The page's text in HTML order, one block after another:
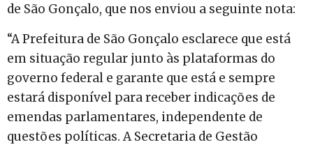
de São Gonçalo, que nos enviou a seguinte nota:
“A Prefeitura de São Gonçalo esclarece que está
em situação regular junto às plataformas do
governo federal e garante que está e sempre
estará disponível para receber indicações de
emendas parlamentares, independente de
questões políticas. A Secretaria de Gestão